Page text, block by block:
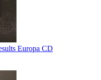
Europa CD